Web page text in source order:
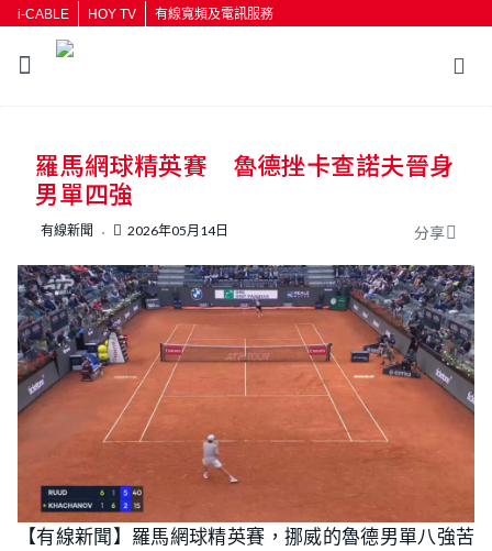
i-CABLE HOY TV 有線寬頻及電訊服務
按輸入鍵開始搜尋
羅馬網球精英賽 魯德挫卡查諾夫晉身
男單四強
有線新聞 2026年05月14日 分享
【有線新聞】羅馬網球精英賽，挪威的魯德男單八強苦